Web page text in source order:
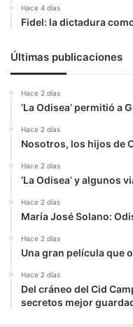
Hace 4 días
Fidel: la dictadura
Últimas publicaciones
Hace 2 días
‘La Odisea’ permitió a
Hace 2 días
Nosotros, los hijos de
Hace 2 días
‘La Odisea’ y algunos
Hace 2 días
María José Solano:
Hace 2 días
Una gran película que
Hace 2 días
Del cráneo del Cid
secretos mejor